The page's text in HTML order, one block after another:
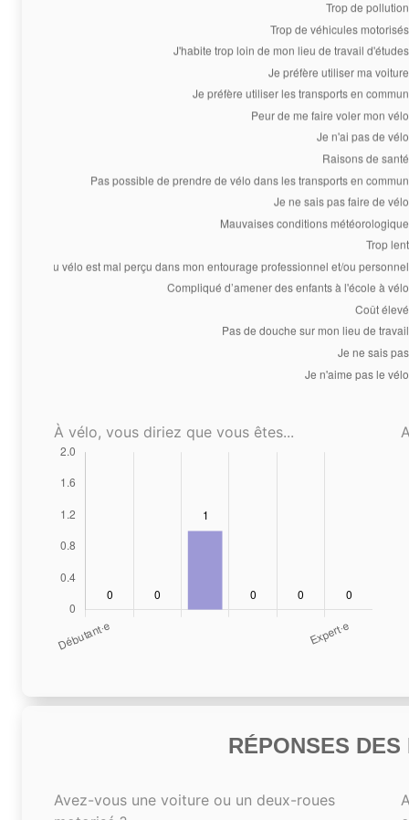
À vélo, vous diriez que vous êtes...
RÉPONSES
Avez-vous une voiture ou un deux-roues